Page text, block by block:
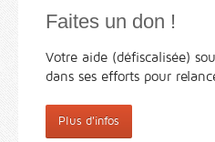
Faites un don !
Votre aide (défiscalisée)
dans ses efforts pour
Plus d'infos